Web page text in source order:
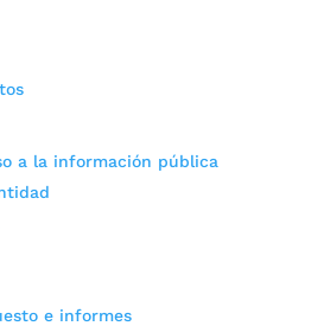
a la información pública
e informes
de impuesto predial serán
rural
impuesto predial que miles de
se priorizará el mejoramiento de